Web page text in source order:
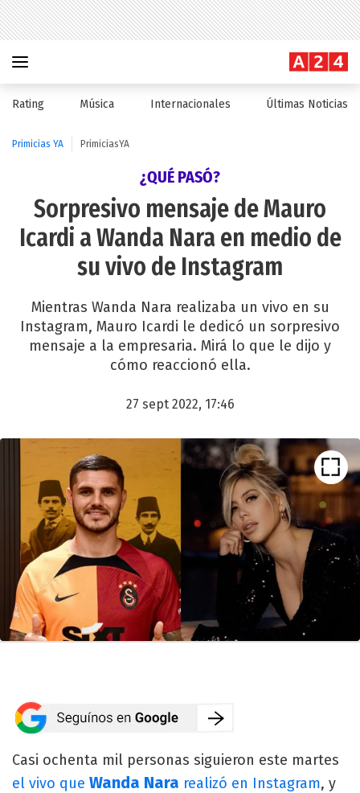
Rating Música Internacionales Últimas Noticias
Primicias YA PrimiciasYA
¿QUÉ PASÓ?
Sorpresivo mensaje de Mauro
Icardi a Wanda Nara en medio de
su vivo de Instagram
Mientras Wanda Nara realizaba un vivo en su
Instagram, Mauro Icardi le dedicó un sorpresivo
mensaje a la empresaria. Mirá lo que le dijo y
cómo reaccionó ella.
27 sept 2022, 17:46
Casi ochenta mil personas siguieron este martes
el vivo que Wanda Nara realizó en Instagram, y